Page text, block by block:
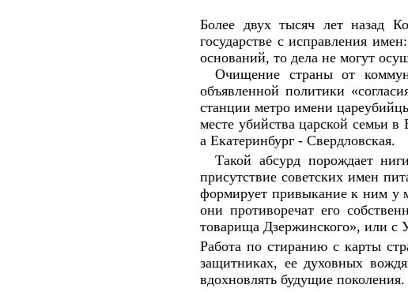
Более двух тысяч лет назад
государстве с исправления
оснований, то дела не могут
Очищение страны от
объявленной политики
станции метро имени
месте убийства царской семьи в
а Екатеринбург - Свердловская.
Такой абсурд порождает
присутствие советских имен
формирует привыкание к ним у
они противоречат его
товарища Дзержинского», или
Работа по стиранию с карты
защитниках, ее духовных
вдохновлять будущие поколения.